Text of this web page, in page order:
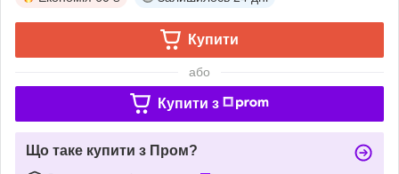
Купити
або
Купити з
Що таке купити з Пром?